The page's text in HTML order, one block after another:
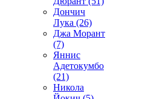
Дончич
Лука (26)
Джа Морант
(7)
Яннис
Адетокумбо
(21)
Никола